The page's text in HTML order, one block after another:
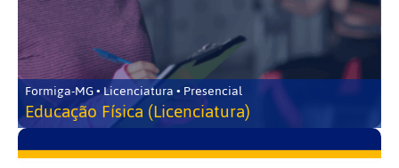
Formiga-MG • Licenciatura • Presencial
Educação Física (Licenciatura)